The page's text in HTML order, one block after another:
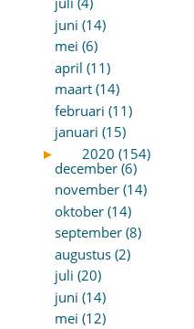
juni (14)
mei (6)
april (11)
maart (14)
februari (11)
januari (15)
►
2020 (154)
december (6)
november (14)
oktober (14)
september (8)
augustus (2)
juli (20)
juni (14)
mei (12)